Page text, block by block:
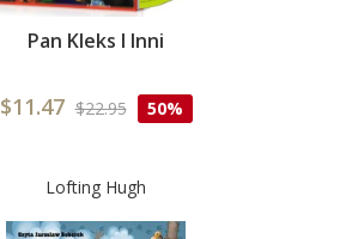
Pan Kleks I Inni
$11.47 $22.95 50%
Lofting Hugh